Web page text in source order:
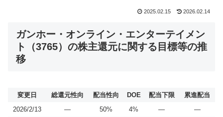
2025.02.15 2026.02.14
ガンホー・オンライン・エンターテイメン
ト（3765）の株主還元に関する目標等の推
移
変更日 総還元性向 配当性向 DOE 配当下限
累進配当
2026/2/13
― 50% 4% ―
―